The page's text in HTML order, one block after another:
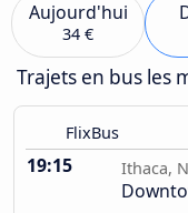
Aujourd'hui
34 €
Trajets en bus les
FlixBus
19:15 Ithaca,